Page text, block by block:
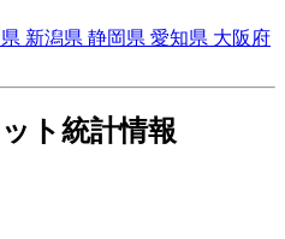
新潟県 静岡県 愛知県 大阪府
ト統計情報